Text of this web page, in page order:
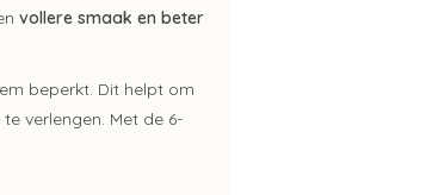
vollere smaak en beter
beperkt. Dit helpt om
verlengen. Met de 6-